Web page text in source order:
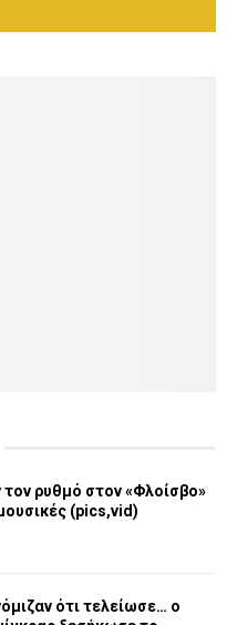
ρυθμό στον «Φλοίσβο»
(pics,vid)
ότι τελείωσε… ο